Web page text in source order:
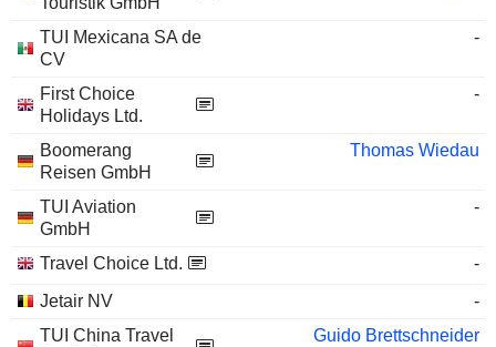
TUI Mexicana SA de
CV
-
First Choice
Holidays Ltd.
-
Boomerang
Reisen GmbH
Thomas Wiedau
TUI Aviation
GmbH
-
Travel Choice Ltd.
-
Jetair NV
-
TUI China Travel
Guido Brettschneider